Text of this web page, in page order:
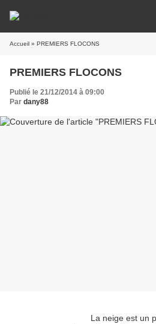
Accueil » PREMIERS FLOCONS
PREMIERS FLOCONS
Publié le 21/12/2014 à 09:00
Par dany88
La neige est un